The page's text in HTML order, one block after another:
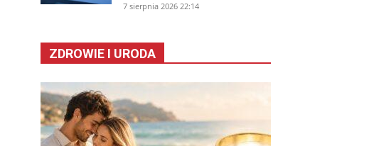
7 sierpnia 2026 22:14
ZDROWIE I URODA